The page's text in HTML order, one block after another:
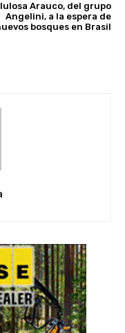
Arauco, del grupo
Angelini, a la espera de
bosques en Brasil